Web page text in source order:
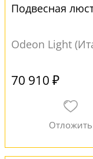
Подвесная
Odeon Light
70 910 ₽